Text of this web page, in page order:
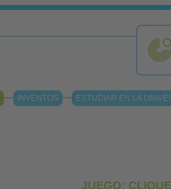
INVENTOS ESTUDIAR EN LA
JUEGO: